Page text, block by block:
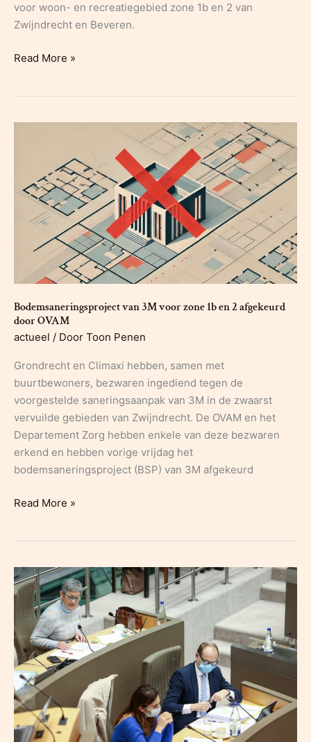
voor woon- en recreatiegebied zone 1b en 2 van
Zwijndrecht en Beveren.
3M
bodemsaneringsproject
woon-
en
recreatiegebied
2
van
Zwijndrecht
en
Read More »
Bodemsaneringsproject van 3M voor zone 1b en 2 afgekeurd
door OVAM
actueel / Door Toon Penen
Grondrecht en Climaxi hebben, samen met
buurtbewoners, bezwaren ingediend tegen de
voorgestelde saneringsaanpak van 3M in de zwaarst
vervuilde gebieden van Zwijndrecht. De OVAM en het
Departement Zorg hebben enkele van deze bezwaren
erkend en hebben vorige vrijdag het
bodemsaneringsproject (BSP) van 3M afgekeurd
Bodemsaneringsproject
zone
1b
en
2
afgekeurd
door
OVAM
Read More »